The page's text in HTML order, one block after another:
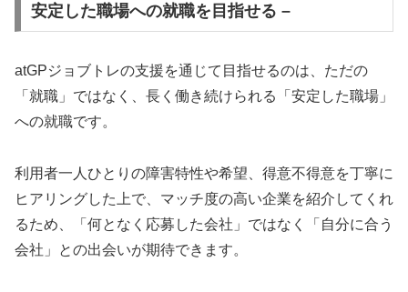
安定した職場への就職を目指せる –
atGPジョブトレの支援を通じて目指せるのは、ただの
「就職」ではなく、長く働き続けられる「安定した職場」
への就職です。
利用者一人ひとりの障害特性や希望、得意不得意を丁寧に
ヒアリングした上で、マッチ度の高い企業を紹介してくれ
るため、「何となく応募した会社」ではなく「自分に合う
会社」との出会いが期待できます。